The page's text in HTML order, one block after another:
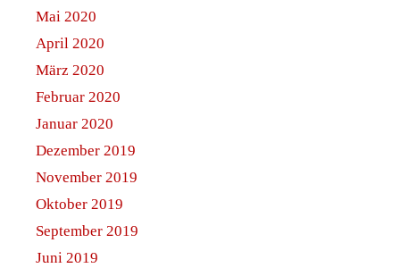
Mai 2020
April 2020
März 2020
Februar 2020
Januar 2020
Dezember 2019
November 2019
Oktober 2019
September 2019
Juni 2019